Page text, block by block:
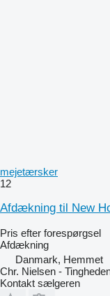
mejetærsker
12
Afdækning til New
Pris efter forespørgsel
Afdækning
Danmark, Hemmet
Chr. Nielsen -
Kontakt sælgeren